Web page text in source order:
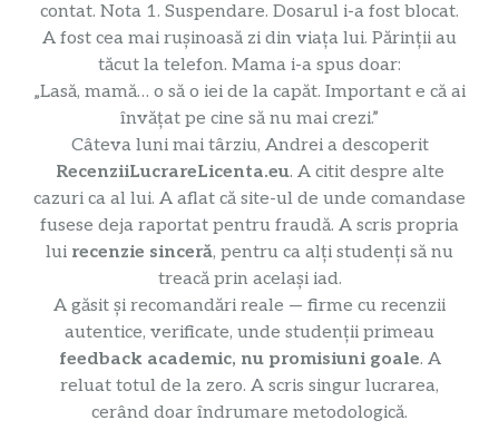
contat. Nota 1. Suspendare. Dosarul i-a fost blocat.
A fost cea mai rușinoasă zi din viața lui. Părinții au
tăcut la telefon. Mama i-a spus doar:
„Lasă, mamă… o să o iei de la capăt. Important e că ai
învățat pe cine să nu mai crezi.”
Câteva luni mai târziu, Andrei a descoperit
RecenziiLucrareLicenta.eu. A citit despre alte
cazuri ca al lui. A aflat că site-ul de unde comandase
fusese deja raportat pentru fraudă. A scris propria
lui recenzie sinceră, pentru ca alți studenți să nu
treacă prin același iad.
A găsit și recomandări reale — firme cu recenzii
autentice, verificate, unde studenții primeau
feedback academic, nu promisiuni goale. A
reluat totul de la zero. A scris singur lucrarea,
cerând doar îndrumare metodologică.